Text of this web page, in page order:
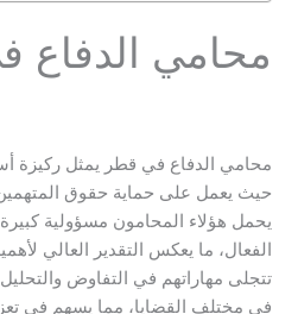
محامي الدفاع
محامي الدفاع في قطر يمثل ركيزة
حيث يعمل على حماية حقوق
يحمل هؤلاء المحامون مسؤولية كبيرة
الفعال، ما يعكس التقدير العالي
تتجلى مهاراتهم في التفاوض
في مختلف القضايا، مما يسهم في